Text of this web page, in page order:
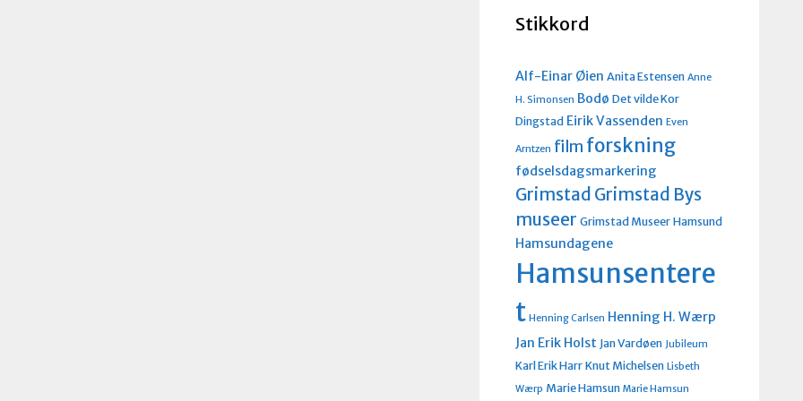
Stikkord
Alf-Einar Øien Anita Estensen Anne
H. Simonsen Bodø Det vilde Kor
Dingstad Eirik Vassenden Even
Arntzen film forskning
fødselsdagsmarkering
Grimstad Grimstad Bys
museer Grimstad Museer Hamsund
Hamsundagene
Hamsunsentere
t Henning Carlsen Henning H. Wærp
Jan Erik Holst Jan Vardøen Jubileum
Karl Erik Harr Knut Michelsen Lisbeth
Wærp Marie Hamsun Marie Hamsun